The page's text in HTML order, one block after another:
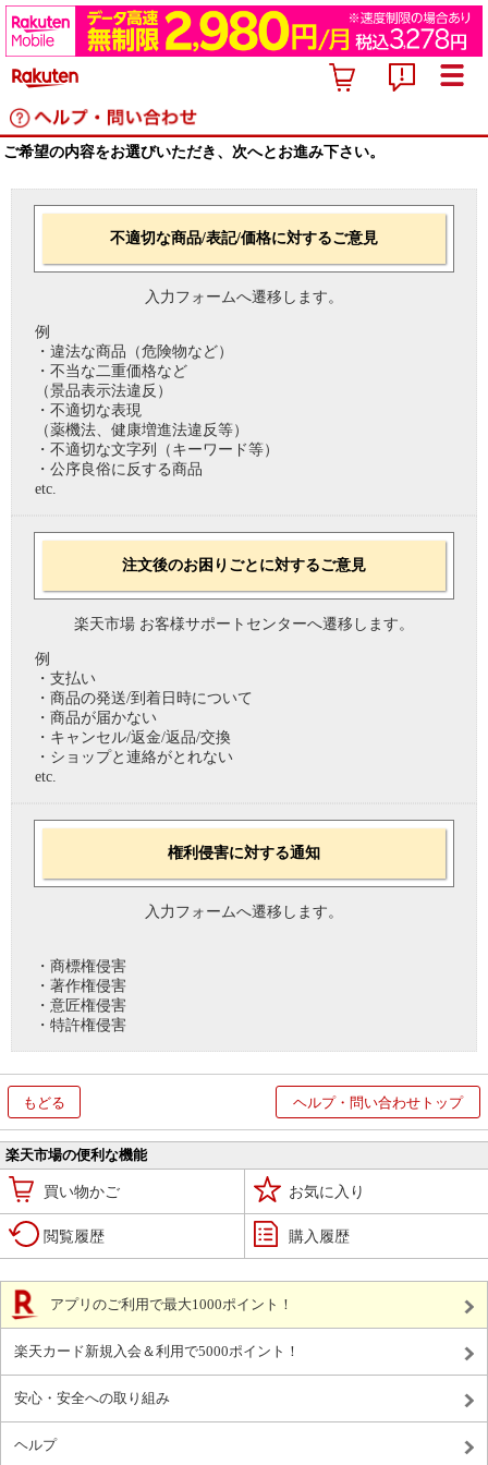
ご希望の内容をお選びいただき、次へとお進み下さい。
不適切な商品/表記/価格に対するご意見
入力フォームへ遷移します。
例
・違法な商品（危険物など）
・不当な二重価格など
（景品表示法違反）
・不適切な表現
（薬機法、健康増進法違反等）
・不適切な文字列（キーワード等）
・公序良俗に反する商品
etc.
注文後のお困りごとに対するご意見
楽天市場 お客様サポートセンターへ遷移します。
例
・支払い
・商品の発送/到着日時について
・商品が届かない
・キャンセル/返金/返品/交換
・ショップと連絡がとれない
etc.
権利侵害に対する通知
入力フォームへ遷移します。
・商標権侵害
・著作権侵害
・意匠権侵害
・特許権侵害
もどる ヘルプ・問い合わせトップ
楽天市場の便利な機能
買い物かご お気に入り
閲覧履歴 購入履歴
アプリのご利用で最大1000ポイント！
楽天カード新規入会＆利用で5000ポイント！
安心・安全への取り組み
ヘルプ